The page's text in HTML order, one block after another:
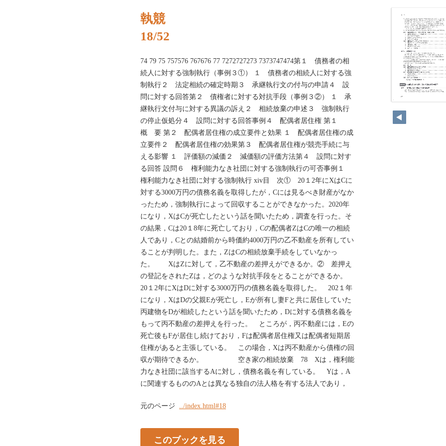
18
執競
18/52
74 79 75 757576 767676 77 7272727273 7373747474第１ 債務者の相
続人に対する強制執行（事例３①） １ 債務者の相続人に対する強
制執行２ 法定相続の確定時期３ 承継執行文の付与の申請４ 設
問に対する回答第２ 債権者に対する対抗手段（事例３②） １ 承
継執行文付与に対する異議の訴え２ 相続放棄の申述３ 強制執行
の停止仮処分４ 設問に対する回答事例４ 配偶者居住権 第１
概 要 第２ 配偶者居住権の成立要件と効果 １ 配偶者居住権の成
立要件２ 配偶者居住権の効果第３ 配偶者居住権が競売手続に与
える影響 １ 評価額の減価２ 減価額の評価方法第４ 設問に対す
る回答 設問６ 権利能力なき社団に対する強制執行の可否事例１
権利能力なき社団に対する強制執行 xiv目 次① 20１2年にXはCに
対する3000万円の債務名義を取得したが，Cには見るべき財産がなか
ったため，強制執行によって回収することができなかった。2020年
になり，XはCが死亡したという話を聞いたため，調査を行った。そ
の結果，Cは20１8年に死亡しており，Cの配偶者ZはCの唯一の相続
人であり，Cとの結婚前から時価約4000万円の乙不動産を所有してい
ることが判明した。また，ZはCの相続放棄手続をしていなかっ
た。 XはZに対して，乙不動産の差押えができるか。② 差押え
の登記をされたZは，どのような対抗手段をとることができるか。
20１2年にXはDに対する3000万円の債務名義を取得した。 202１年
になり，XはDの父親Eが死亡し，Eが所有し妻Fと共に居住していた
丙建物をDが相続したという話を聞いたため，Dに対する債務名義を
もって丙不動産の差押えを行った。 ところが，丙不動産には，Eの
死亡後もFが居住し続けており，Fは配偶者居住権又は配偶者短期居
住権があると主張している。 この場合，Xは丙不動産から債権の回
収が期待できるか。 空き家の相続放棄 78 Xは，権利能
力なき社団に該当するAに対し，債務名義を有している。 Yは，A
に関連するもののAとは異なる独自の法人格を有する法人であり，
元のページ ../index.html#18
このブックを見る